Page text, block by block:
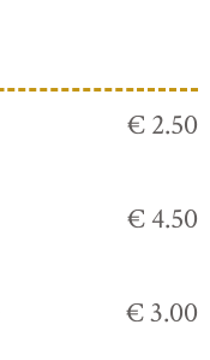
€ 2.50
€ 4.50
€ 3.00